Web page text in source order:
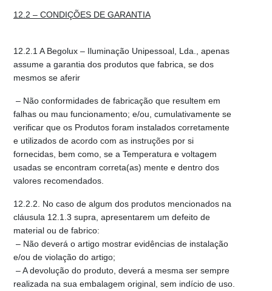
12.2 – CONDIÇÕES DE GARANTIA
12.2.1 A Begolux – Iluminação Unipessoal, Lda., apenas
assume a garantia dos produtos que fabrica, se dos
mesmos se aferir
– Não conformidades de fabricação que resultem em
falhas ou mau funcionamento; e/ou, cumulativamente se
verificar que os Produtos foram instalados corretamente
e utilizados de acordo com as instruções por si
fornecidas, bem como, se a Temperatura e voltagem
usadas se encontram correta(as) mente e dentro dos
valores recomendados.
12.2.2. No caso de algum dos produtos mencionados na
cláusula 12.1.3 supra, apresentarem um defeito de
material ou de fabrico:
– Não deverá o artigo mostrar evidências de instalação
e/ou de violação do artigo;
– A devolução do produto, deverá a mesma ser sempre
realizada na sua embalagem original, sem indício de uso.